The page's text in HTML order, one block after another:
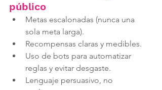
público
Metas escalonadas (nunca una
sola meta larga).
Recompensas claras y medibles.
Uso de bots para automatizar
reglas y evitar desgaste.
Lenguaje persuasivo, no